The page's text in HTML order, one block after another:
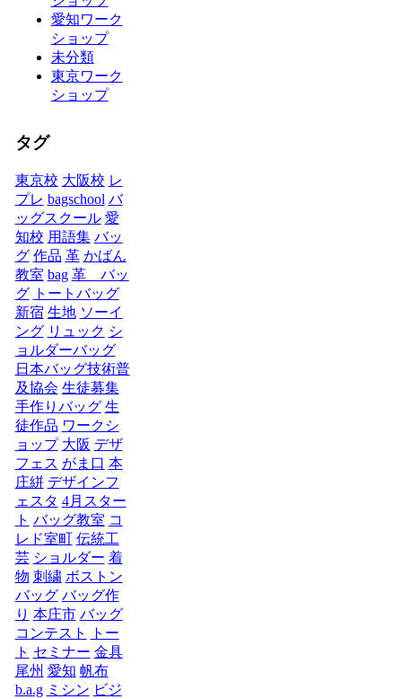
愛知ワーク
ショップ
未分類
東京ワーク
ショップ
タグ
東京校 大阪校 レ
プレ bagschool バ
ッグスクール 愛
知校 用語集 バッ
グ 作品 革 かばん
教室 bag 革 バッ
グ
トートバッグ
新宿 生地 ソーイ
ング リュック シ
ョルダーバッグ
日本バッグ技術普
及協会 生徒募集
手作りバッグ 生
徒作品 ワークシ
ョップ 大阪 デザ
フェス がま口 本
庄絣 デザインフ
ェスタ 4月スター
ト バッグ教室 コ
レド室町 伝統工
芸 ショルダー 着
物 刺繍 ボストン
バッグ バッグ作
り 本庄市 バッグ
コンテスト
トー
ト セミナー 金具
尾州 愛知 帆布
b.a.g ミシン ビジ